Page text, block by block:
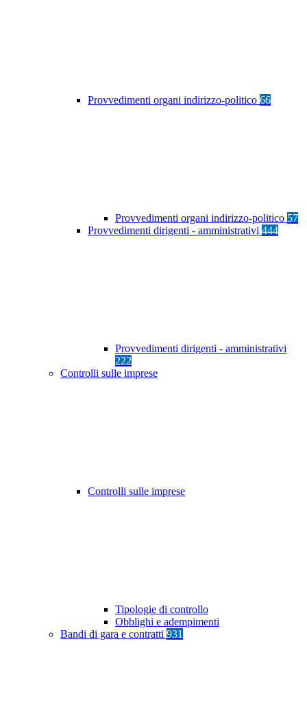
Provvedimenti organi indirizzo-politico 66
Provvedimenti organi indirizzo-politico 57
Provvedimenti dirigenti - amministrativi 444
Provvedimenti dirigenti - amministrativi
222
Controlli sulle imprese
Controlli sulle imprese
Tipologie di controllo
Obblighi e adempimenti
Bandi di gara e contratti 931